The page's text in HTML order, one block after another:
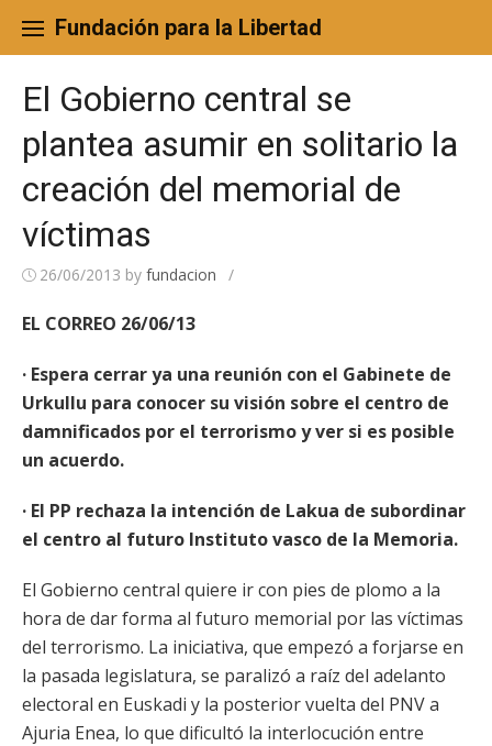
content
Fundación para la Libertad
El Gobierno central se
plantea asumir en solitario la
creación del memorial de
víctimas
26/06/2013 by fundacion /
EL CORREO 26/06/13
· Espera cerrar ya una reunión con el Gabinete de
Urkullu para conocer su visión sobre el centro de
damnificados por el terrorismo y ver si es posible
un acuerdo.
· El PP rechaza la intención de Lakua de subordinar
el centro al futuro Instituto vasco de la Memoria.
El Gobierno central quiere ir con pies de plomo a la
hora de dar forma al futuro memorial por las víctimas
del terrorismo. La iniciativa, que empezó a forjarse en
la pasada legislatura, se paralizó a raíz del adelanto
electoral en Euskadi y la posterior vuelta del PNV a
Ajuria Enea, lo que dificultó la interlocución entre